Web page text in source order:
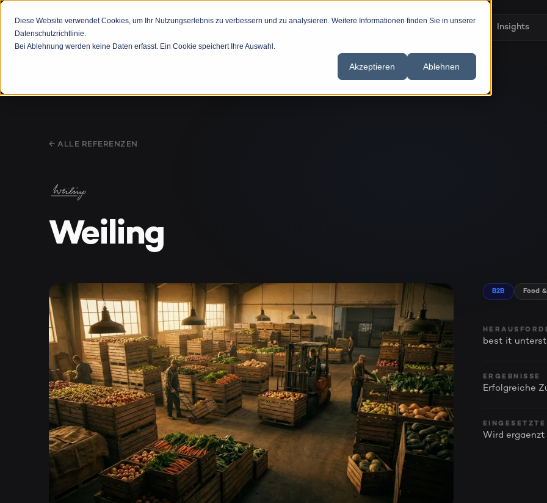
Diese Website verwendet Cookies, um Ihr Nutzungserlebnis zu verbessern und zu analysieren. Weitere Informationen finden Sie in unserer
Datenschutzrichtlinie.
Bei Ablehnung werden keine Daten erfasst. Ein Cookie speichert Ihre Auswahl.
Akzeptieren Ablehnen
Branchen Insights
← ALLE REFERENZEN
Weiling
B2B Food
best it
ERGEBNISSE
Erfolgreiche
Wird ergaenzt